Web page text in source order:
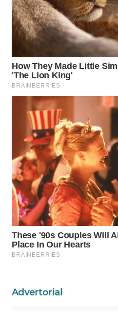
Advertorial
ADVOKAT
WAHANA
INFRASTRUKTUR
WAHANA
KONSUMEN
WAHANA
LISTRIK
WAHANA
TRAVEL
WAHANA
TV
WAHANANEWS
ID
WAHANANEWS
CO ID
NET